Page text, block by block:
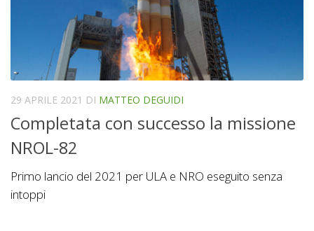
29 APRILE 2021 DI MATTEO DEGUIDI
Completata con successo la missione
NROL-82
Primo lancio del 2021 per ULA e NRO eseguito senza
intoppi